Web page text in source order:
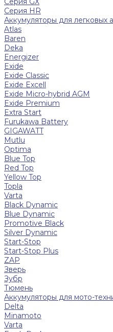
Серия HR
Аккумуляторы для легковых
Atlas
Baren
Deka
Energizer
Exide
Exide Classic
Exide Excell
Exide Micro-hybrid AGM
Exide Premium
Extra Start
Furukawa Battery
GIGAWATT
Mutlu
Optima
Blue Top
Red Top
Yellow Top
Topla
Varta
Black Dynamic
Blue Dynamic
Promotive Black
Silver Dynamic
Start-Stop
Start-Stop Plus
ZAP
Зверь
Зубр
Тюмень
Аккумуляторы для мото-
Delta
Minamoto
Varta